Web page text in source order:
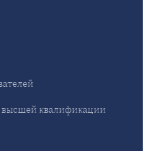
высшей квалификации